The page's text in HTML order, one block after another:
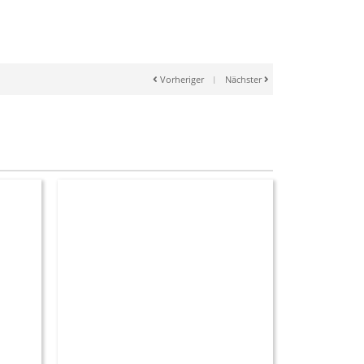
Vorheriger | Nächster